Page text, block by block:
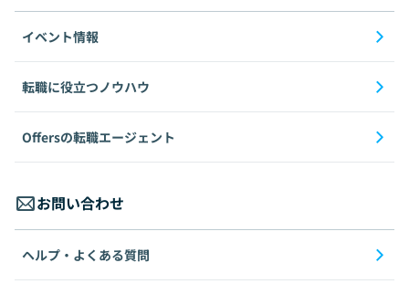
イベント情報
転職に役立つノウハウ
Offersの転職エージェント
お問い合わせ
ヘルプ・よくある質問